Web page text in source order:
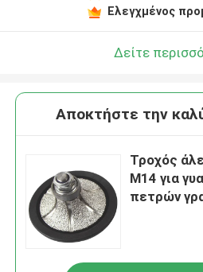
Ελεγχμένος
Δείτε
Αποκτήστε την
Τροχός
M14 για
πετρών